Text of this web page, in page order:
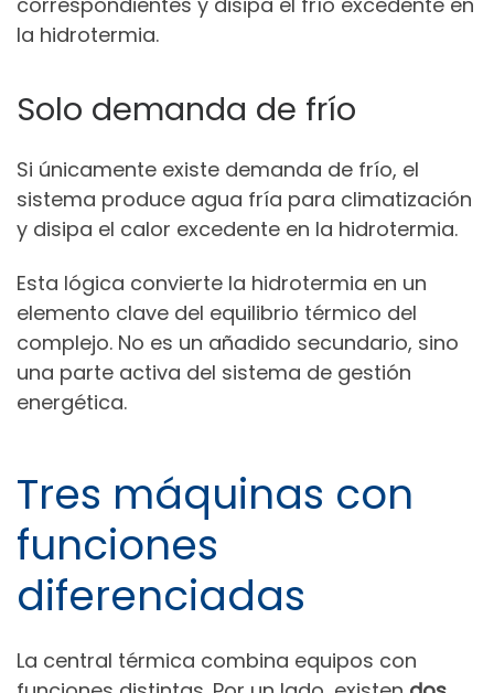
la hidrotermia.
Solo demanda de frío
Si únicamente existe demanda de frío, el
sistema produce agua fría para climatización
y disipa el calor excedente en la hidrotermia.
Esta lógica convierte la hidrotermia en un
elemento clave del equilibrio térmico del
complejo. No es un añadido secundario, sino
una parte activa del sistema de gestión
energética.
Tres máquinas con
funciones
diferenciadas
La central térmica combina equipos con